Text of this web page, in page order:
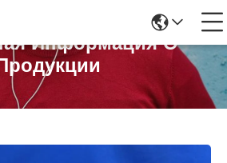
Информация О